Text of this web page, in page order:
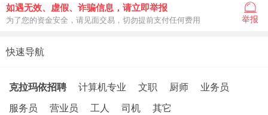
如遇无效、虚假、诈骗信息，请立即举报
为了您的资金安全，请见面交易，切勿提前支付任何费用 举报
快速导航
克拉玛依招聘 计算机专业 文职 厨师
业务员
服务员
营业员 工人 司机 其它